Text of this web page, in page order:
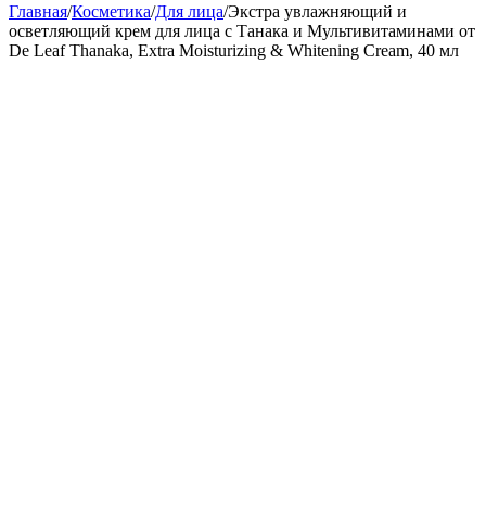
Главная/Косметика/Для лица/Экстра увлажняющий и
осветляющий крем для лица с Танака и Мультивитаминами от
De Leaf Thanaka, Extra Moisturizing & Whitening Cream, 40 мл